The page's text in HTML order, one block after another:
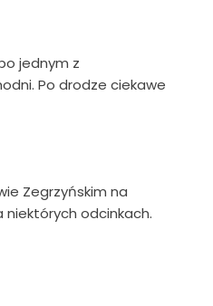
jednym z
Po drodze ciekawe
Zegrzyńskim na
niektórych odcinkach.